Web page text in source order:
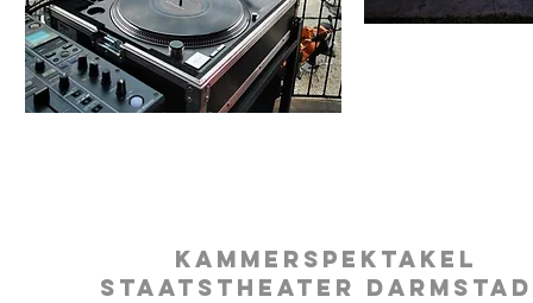
kammerspektakel
staatstheater